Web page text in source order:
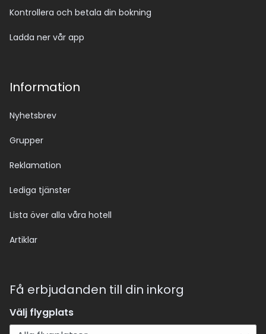
Kontrollera och betala din bokning
Ladda ner vår app
Information
Nyhetsbrev
Grupper
Reklamation
Lediga tjänster
Lista över alla våra hotell
Artiklar
Få erbjudanden till din inkorg
Välj flygplats